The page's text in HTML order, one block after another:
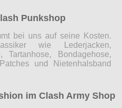
Punkshop
bei uns auf seine Kosten.
wie Lederjacken,
Tartanhose, Bondagehose,
und Nietenhalsband
im Clash Army Shop